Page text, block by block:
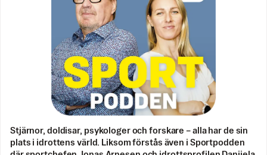
Stjärnor, doldisar, psykologer och forskare – alla har de sin
plats i idrottens värld. Liksom förstås även i Sportpodden